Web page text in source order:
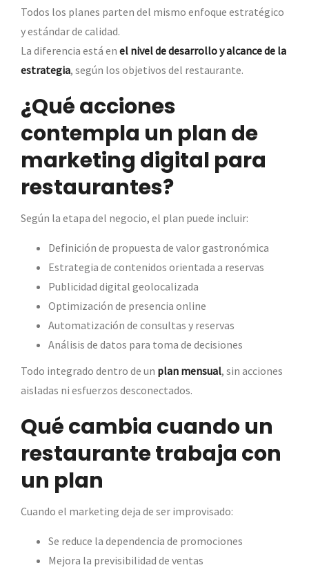
Todos los planes parten del mismo enfoque estratégico
y estándar de calidad.
La diferencia está en el nivel de desarrollo y alcance de la
estrategia, según los objetivos del restaurante.
¿Qué acciones
contempla un plan de
marketing digital para
restaurantes?
Según la etapa del negocio, el plan puede incluir:
Definición de propuesta de valor gastronómica
Estrategia de contenidos orientada a reservas
Publicidad digital geolocalizada
Optimización de presencia online
Automatización de consultas y reservas
Análisis de datos para toma de decisiones
Todo integrado dentro de un plan mensual, sin acciones
aisladas ni esfuerzos desconectados.
Qué cambia cuando un
restaurante trabaja con
un plan
Cuando el marketing deja de ser improvisado:
Se reduce la dependencia de promociones
Mejora la previsibilidad de ventas